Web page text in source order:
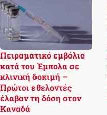
Πειραματικό εμβόλιο
κατά του Έμπολα σε
κλινική δοκιμή –
Πρώτοι εθελοντές
έλαβαν τη δόση στον
Καναδά